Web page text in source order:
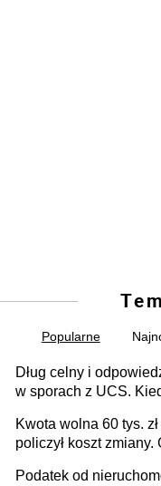
Popularne
Dług celny i
w sporach z UCS.
Kwota wolna 60 tys.
policzył koszt
Podatek od